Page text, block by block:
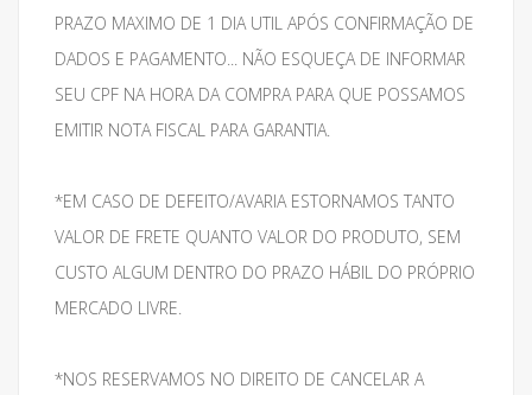
PRAZO MAXIMO DE 1 DIA UTIL APÓS CONFIRMAÇÃO DE
DADOS E PAGAMENTO... NÃO ESQUEÇA DE INFORMAR
SEU CPF NA HORA DA COMPRA PARA QUE POSSAMOS
EMITIR NOTA FISCAL PARA GARANTIA.
*EM CASO DE DEFEITO/AVARIA ESTORNAMOS TANTO
VALOR DE FRETE QUANTO VALOR DO PRODUTO, SEM
CUSTO ALGUM DENTRO DO PRAZO HÁBIL DO PRÓPRIO
MERCADO LIVRE.
*NOS RESERVAMOS NO DIREITO DE CANCELAR A